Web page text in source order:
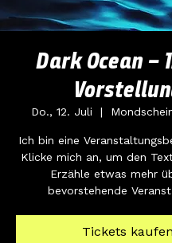
Dark Ocean –
Do., 12. Juli
  |
Ich bin eine
Klicke mich an, um den
Erzähle etwas mehr
bevorstehende
Tickets kaufen